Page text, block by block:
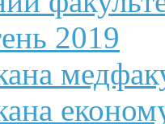
2019